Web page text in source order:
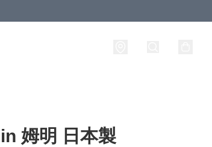
姆明 日本製